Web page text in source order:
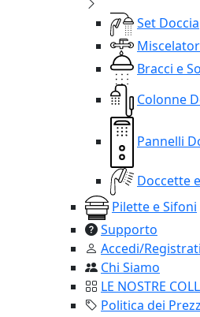
Set Doccia
Bracci e
Colonne
Pannelli
Doccette
Pilette e Sifoni
Supporto
Accedi/Registrati
Chi Siamo
LE NOSTRE
Politica dei